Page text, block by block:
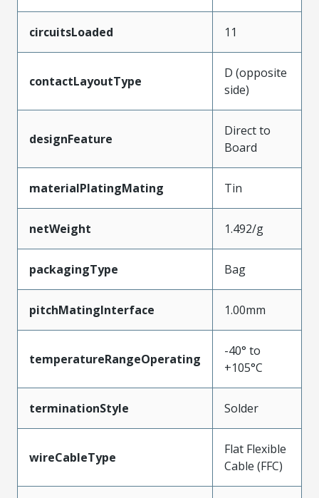
circuitsLoaded 11
contactLayoutType
D (opposite
side)
designFeature
Direct to
Board
materialPlatingMating Tin
netWeight 1.492/g
packagingType Bag
pitchMatingInterface 1.00mm
temperatureRangeOperating
-40° to
+105°C
terminationStyle Solder
wireCableType
Flat Flexible
Cable (FFC)